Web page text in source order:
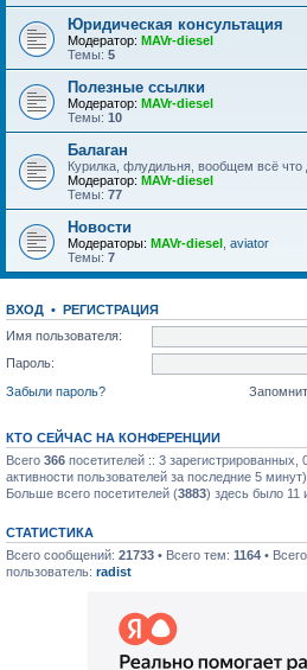
Юридическая консультация
Модератор: MAVr-diesel
Темы: 5
Полезные ссылки
Модератор: MAVr-diesel
Темы: 10
Балаган
Курилка, флудильня, вообщем всё что
Модератор: MAVr-diesel
Темы: 77
Новости
Модераторы: MAVr-diesel aviator
Темы: 7
ВХОД • РЕГИСТРАЦИЯ
Имя пользователя:
Пароль:
Забыли пароль?
КТО СЕЙЧАС НА КОНФЕРЕНЦИИ
Всего 366 посетителей :: 3
активности пользователей за последние 5 минут)
Больше всего посетителей (3883) здесь было 11
СТАТИСТИКА
Всего сообщений: 21733 • Всего тем: 1164 •
пользователь: radist